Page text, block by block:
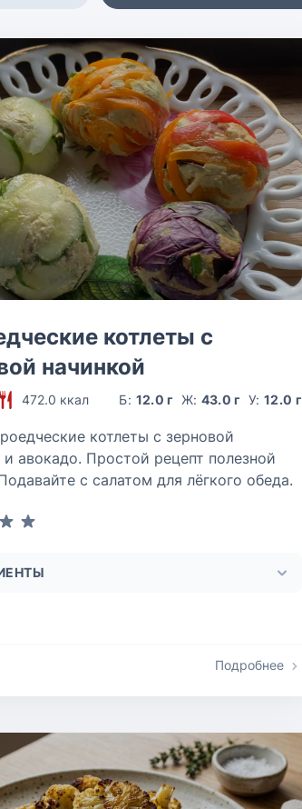
котлеты с
начинкой
472.0 ккал Б: 12.0 г Ж: 43.0 г У: 12.0 г
котлеты с зерновой
и авокадо. Простой рецепт полезной
с салатом для лёгкого обеда.
Подробнее